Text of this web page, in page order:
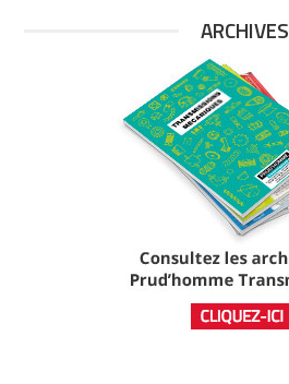
ARCHIVES